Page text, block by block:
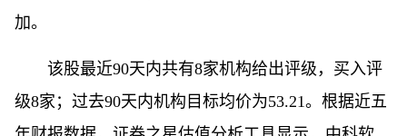
加。
该股最近90天内共有8家机构给出评级，买入评
级8家；过去90天内机构目标均价为53.21。根据近五